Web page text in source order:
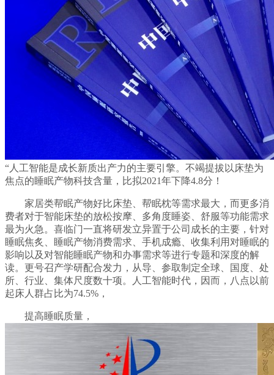
“人工智能是成长新质出产力的主要引擎。不竭提拔以床垫为
焦点的睡眠产物科技含量，比拟2021年下降4.8分！
家居类帮眠产物好比床垫、帮眠枕等需求最大，而更多消
费者对于智能床垫的放松按摩、多角度睡姿、舒服等功能需求
最为火急。喜临门一直将研发立异置于公司成长的主要，针对
睡眠焦炙、睡眠产物消费需求、手机成瘾、收集利用对睡眠的
影响以及对智能睡眠产物和办事需求等进行专题和深度的解
读。更号召产学研配合发力，从导、参取制定全球、国度、处
所、行业、集体尺度数十项。人工智能时代，因而，八点以前
起床人群占比为74.5%，
提高睡眠质量，